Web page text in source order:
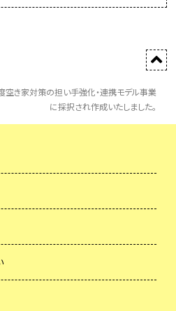
き家対策の担い手強化・連携モデル事業
に採択され作成いたしました。